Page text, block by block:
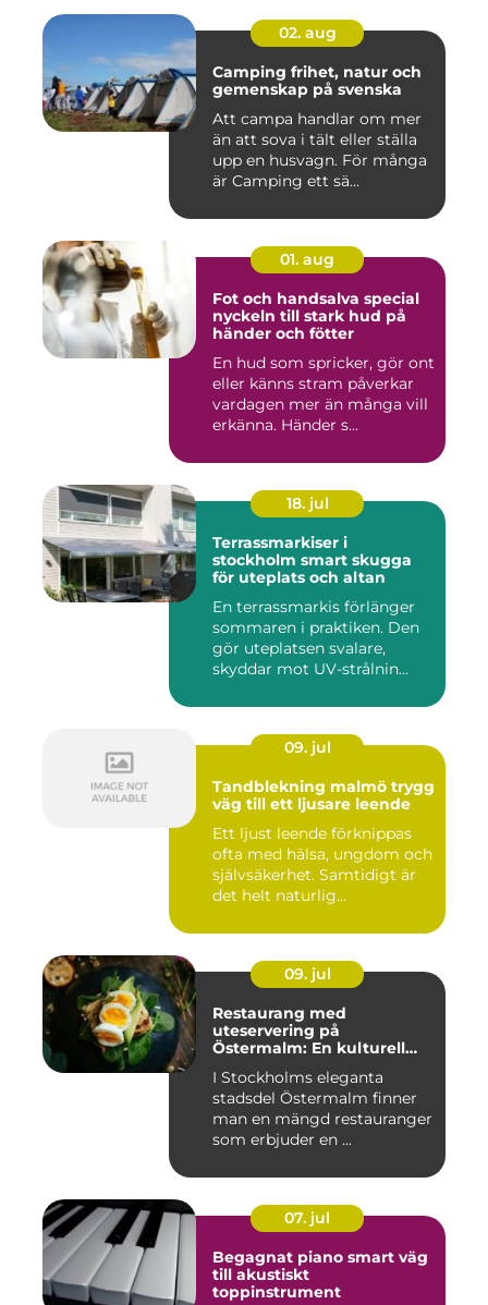
02. aug
Camping frihet, natur och
gemenskap på svenska
Att campa handlar om mer
än att sova i tält eller ställa
upp en husvagn. För många
är Camping ett sä...
01. aug
Fot och handsalva special
nyckeln till stark hud på
händer och fötter
En hud som spricker, gör ont
eller känns stram påverkar
vardagen mer än många vill
erkänna. Händer s...
18. jul
Terrassmarkiser i
stockholm smart skugga
för uteplats och altan
En terrassmarkis förlänger
sommaren i praktiken. Den
gör uteplatsen svalare,
skyddar mot UV-strålnin...
09. jul
Tandblekning malmö trygg
väg till ett ljusare leende
Ett ljust leende förknippas
ofta med hälsa, ungdom och
självsäkerhet. Samtidigt är
det helt naturlig...
09. jul
Restaurang med
uteservering på
Östermalm: En kulturell
I Stockholms eleganta
stadsdel Östermalm finner
man en mängd restauranger
som erbjuder en ...
07. jul
Begagnat piano smart väg
till akustiskt
toppinstrument